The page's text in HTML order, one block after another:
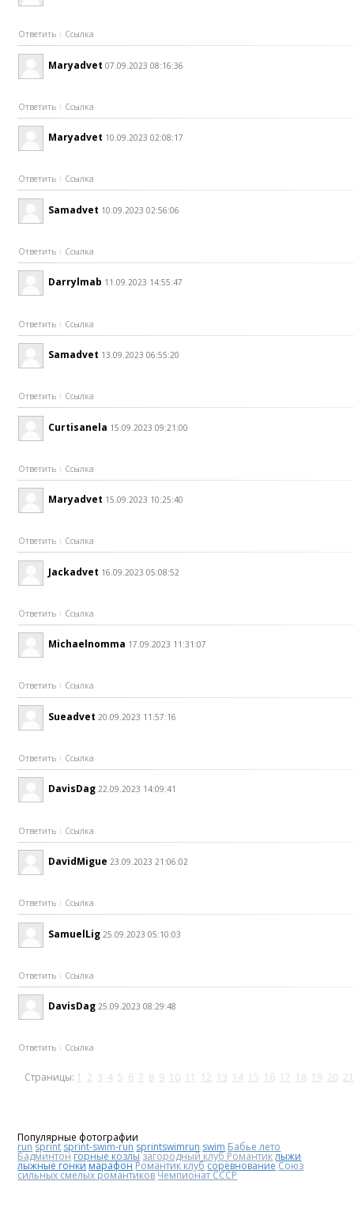
Ответить Ссылка
Maryadvet 07.09.2023 08:16:36
Ответить Ссылка
Maryadvet 10.09.2023 02:08:17
Ответить Ссылка
Samadvet 10.09.2023 02:56:06
Ответить Ссылка
Darrylmab 11.09.2023 14:55:47
Ответить Ссылка
Samadvet 13.09.2023 06:55:20
Ответить Ссылка
Curtisanela 15.09.2023 09:21:00
Ответить Ссылка
Maryadvet 15.09.2023 10:25:40
Ответить Ссылка
Jackadvet 16.09.2023 05:08:52
Ответить Ссылка
Michaelnomma 17.09.2023 11:31:07
Ответить Ссылка
Sueadvet 20.09.2023 11:57:16
Ответить Ссылка
DavisDag 22.09.2023 14:09:41
Ответить Ссылка
DavidMigue 23.09.2023 21:06:02
Ответить Ссылка
SamuelLig 25.09.2023 05:10:03
Ответить Ссылка
DavisDag 25.09.2023 08:29:48
Ответить Ссылка
Страницы: 1 2 3 4 5 6 7 8 9 10 11 12 13 14 15 16 17 18 19 20 21
Популярные фотографии
run sprint sprint-swim-run sprintswimrun swim Бабье лето
Бадминтонгорные козлы загородный клуб Романтиклыжи
лыжные гонки марафонРомантик клубсоревнованиеСоюз
сильных смелых романтиковЧемпионат СССР